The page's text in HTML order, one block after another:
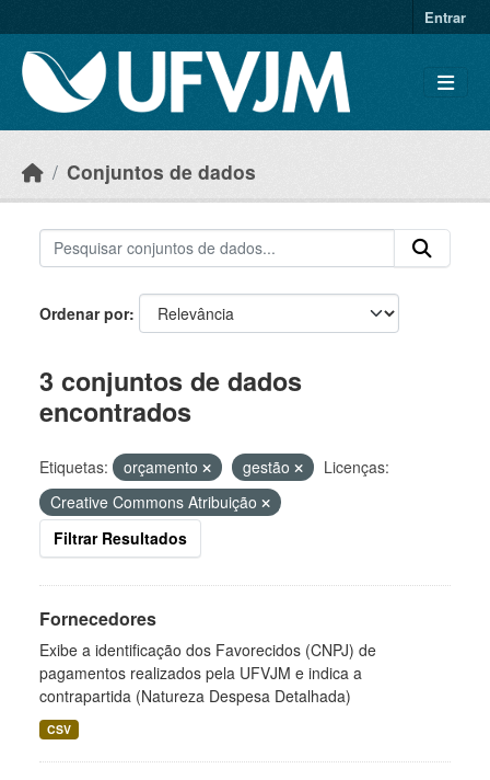
Entrar
Conjuntos de dados
Ordenar por
3 conjuntos de dados
encontrados
Etiquetas: orçamento gestão
Licenças:
Creative Commons Atribuição
Filtrar Resultados
Fornecedores
Exibe a identificação dos Favorecidos (CNPJ) de
pagamentos realizados pela UFVJM e indica a
contrapartida (Natureza Despesa Detalhada)
CSV